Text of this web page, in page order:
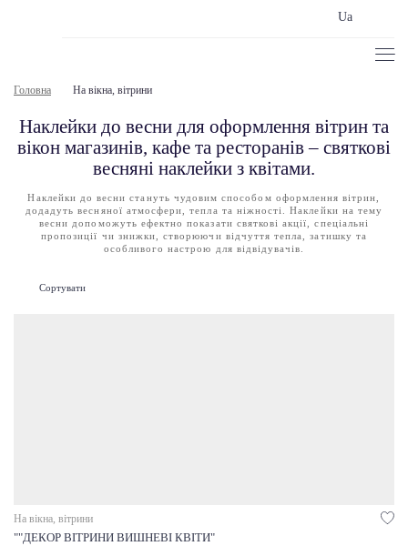
Ua
Головна На вікна, вітрини
Наклейки до весни для оформлення вітрин та
вікон магазинів, кафе та ресторанів – святкові
весняні наклейки з квітами.
Наклейки до весни стануть чудовим способом оформлення вітрин,
додадуть весняної атмосфери, тепла та ніжності. Наклейки на тему
весни допоможуть ефектно показати святкові акції, спеціальні
пропозиції чи знижки, створюючи відчуття тепла, затишку та
особливого настрою для відвідувачів.
Сортувати
На вікна, вітрини
""ДЕКОР ВІТРИНИ ВИШНЕВІ КВІТИ"